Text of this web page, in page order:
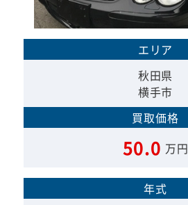
エリア
秋田県
横手市
買取価格
50.0 万円
年式